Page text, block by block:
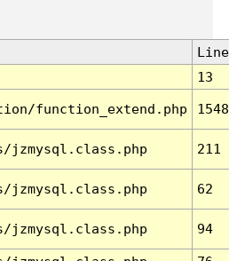
Line
13
function_extend.php 1548
jzmysql.class.php 211
jzmysql.class.php 62
jzmysql.class.php 94